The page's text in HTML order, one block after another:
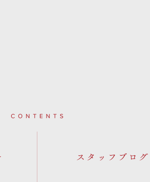
Contents
フォトギャラリー